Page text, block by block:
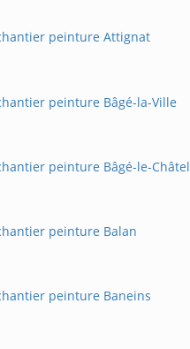
peinture Attignat
peinture Bâgé-la-Ville
peinture Bâgé-le-Châtel
peinture Balan
peinture Baneins